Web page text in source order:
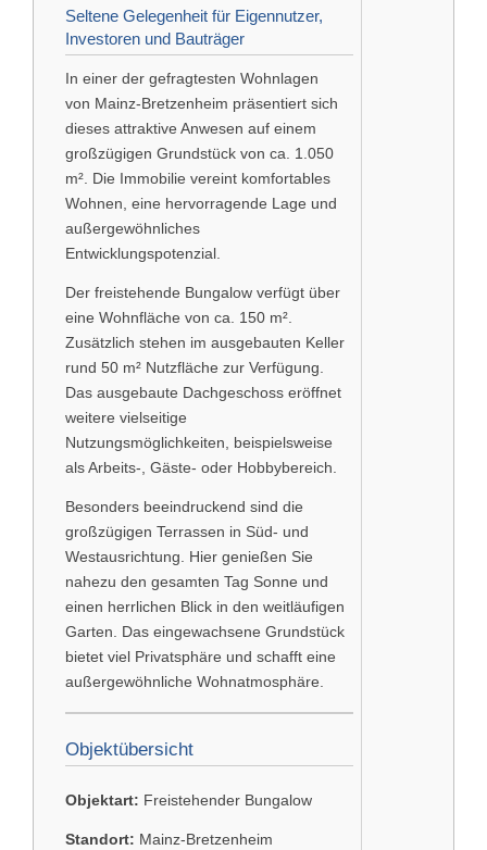
koşullar (DE)
Seltene Gelegenheit für Eigennutzer,
Investoren und Bauträger
In einer der gefragtesten Wohnlagen
von Mainz-Bretzenheim präsentiert sich
dieses attraktive Anwesen auf einem
großzügigen Grundstück von ca. 1.050
m². Die Immobilie vereint komfortables
Wohnen, eine hervorragende Lage und
außergewöhnliches
Entwicklungspotenzial.
Der freistehende Bungalow verfügt über
eine Wohnfläche von ca. 150 m².
Zusätzlich stehen im ausgebauten Keller
rund 50 m² Nutzfläche zur Verfügung.
Das ausgebaute Dachgeschoss eröffnet
weitere vielseitige
Nutzungsmöglichkeiten, beispielsweise
als Arbeits-, Gäste- oder Hobbybereich.
Besonders beeindruckend sind die
großzügigen Terrassen in Süd- und
Westausrichtung. Hier genießen Sie
nahezu den gesamten Tag Sonne und
einen herrlichen Blick in den weitläufigen
Garten. Das eingewachsene Grundstück
bietet viel Privatsphäre und schafft eine
außergewöhnliche Wohnatmosphäre.
Objektübersicht
Objektart: Freistehender Bungalow
Standort: Mainz-Bretzenheim